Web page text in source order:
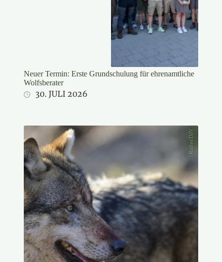
Neuer Termin: Erste Grundschulung für ehrenamtliche
Wolfsberater
30. JULI 2026
Rolfes/DJV